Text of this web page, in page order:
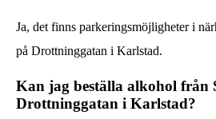
Ja, det finns parkeringsmöjligheter i
på Drottninggatan i Karlstad.
Kan jag beställa alkohol från
Drottninggatan i Karlstad?